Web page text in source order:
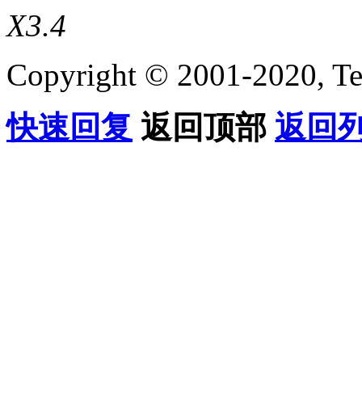
X3.4
Copyright © 2001-2020,
快速回复 返回顶部 返回